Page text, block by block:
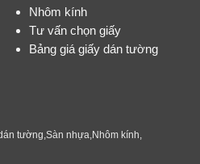
Nhôm kính
Tư vấn chọn giấy
Bảng giá giấy dán tường
tường ,Sàn nhựa Nhôm kính